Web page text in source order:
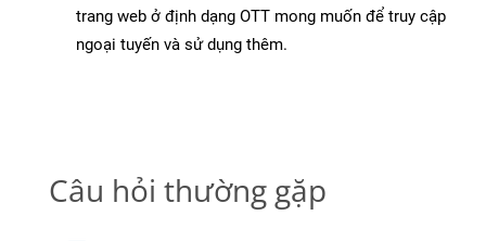
trang web ở định dạng OTT mong muốn để truy cập
ngoại tuyến và sử dụng thêm.
Câu hỏi thường gặp